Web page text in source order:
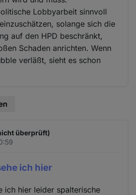
Lobbyarbeit sinnvoll
solange sich die
auf den HPD beschränkt,
Schaden anrichten. Wenn
verläßt, sieht es schon
überprüft)
ich hier
ich hier leider spalterische